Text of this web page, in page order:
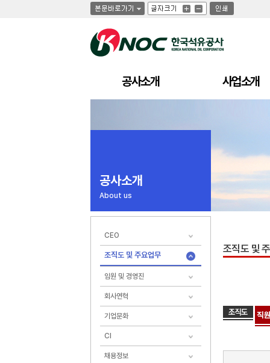
글
자
기
글
자
기
크
글
자
기
작
인
쇄
공사소개 사업소개
공사소개
About us
CEO
조직도 및 주요업무
임원 및 경영진
회사연혁
기업문화
CI
채용정보
조직도 및